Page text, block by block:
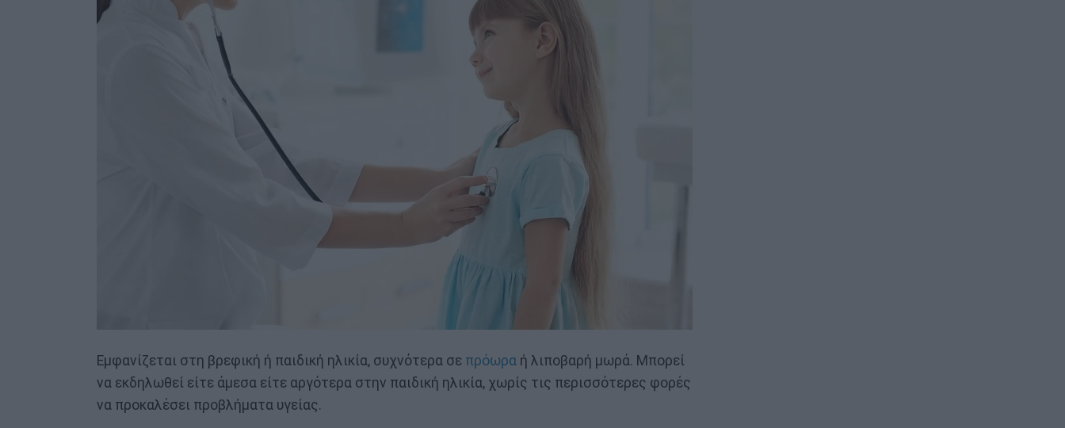
Εμφανίζεται στη βρεφική ή παιδική ηλικία, συχνότερα σε πρόωρα ή λιποβαρή μωρά. Μπορεί
να εκδηλωθεί είτε άμεσα είτε αργότερα στην παιδική ηλικία, χωρίς τις περισσότερες φορές
να προκαλέσει προβλήματα υγείας.